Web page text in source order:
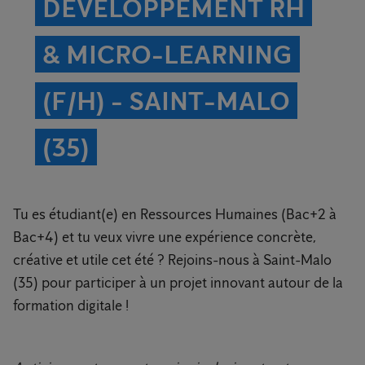
DÉVELOPPEMENT RH
& MICRO-LEARNING
(F/H) - SAINT-MALO
(35)
Tu es étudiant(e) en Ressources Humaines (Bac+2 à
Bac+4) et tu veux vivre une expérience concrète,
créative et utile cet été ? Rejoins-nous à Saint-Malo
(35) pour participer à un projet innovant autour de la
formation digitale !